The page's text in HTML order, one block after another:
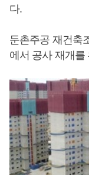
다.
둔촌주공 재건축
에서 공사 재개를